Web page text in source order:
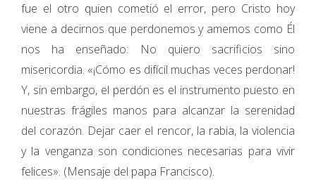
fue el otro quien cometió el error, pero Cristo hoy
viene a decirnos que perdonemos y amemos como Él
nos ha enseñado: No quiero sacrificios sino
misericordia. «¡Cómo es difícil muchas veces perdonar!
Y, sin embargo, el perdón es el instrumento puesto en
nuestras frágiles manos para alcanzar la serenidad
del corazón. Dejar caer el rencor, la rabia, la violencia
y la venganza son condiciones necesarias para vivir
felices». (Mensaje del papa Francisco).